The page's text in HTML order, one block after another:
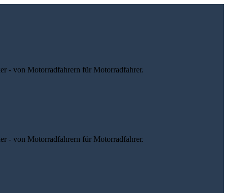
- von Motorradfahrern für Motorradfahrer.
- von Motorradfahrern für Motorradfahrer.